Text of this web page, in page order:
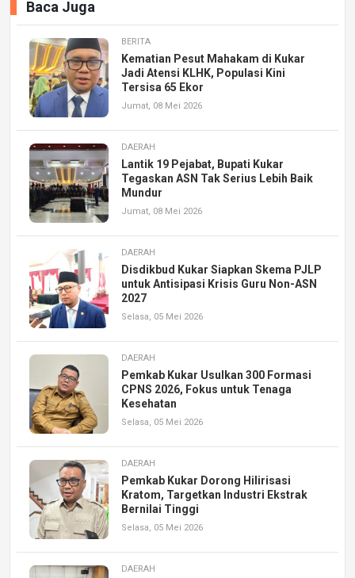
Baca Juga
BERITA
Kematian Pesut Mahakam di Kukar
Jadi Atensi KLHK, Populasi Kini
Tersisa 65 Ekor
Jumat, 08 Mei 2026
DAERAH
Lantik 19 Pejabat, Bupati Kukar
Tegaskan ASN Tak Serius Lebih Baik
Mundur
Jumat, 08 Mei 2026
DAERAH
Disdikbud Kukar Siapkan Skema PJLP
untuk Antisipasi Krisis Guru Non-ASN
2027
Selasa, 05 Mei 2026
DAERAH
Pemkab Kukar Usulkan 300 Formasi
CPNS 2026, Fokus untuk Tenaga
Kesehatan
Selasa, 05 Mei 2026
DAERAH
Pemkab Kukar Dorong Hilirisasi
Kratom, Targetkan Industri Ekstrak
Bernilai Tinggi
Selasa, 05 Mei 2026
DAERAH